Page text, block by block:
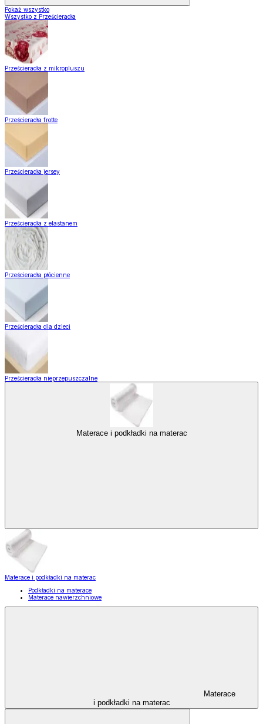
Pokaż wszystko
Wszystko z Prześcieradła
Prześcieradła z mikropluszu
Prześcieradła frotte
Prześcieradła jersey
Prześcieradła z elastanem
Prześcieradła płócienne
Prześcieradła dla dzieci
Prześcieradła nieprzepuszczalne
Materace i podkładki na materac
Materace i podkładki na materac
Podkładki na materace
Materace nawierzchniowe
Materace
i podkładki na materac